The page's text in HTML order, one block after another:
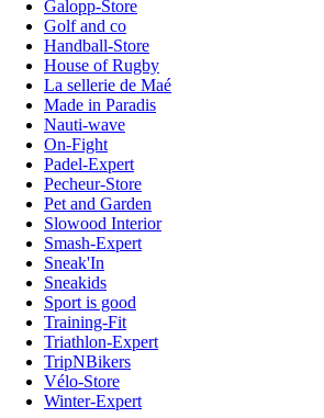
Galopp-Store
Golf and co
Handball-Store
House of Rugby
La sellerie de Maé
Made in Paradis
Nauti-wave
On-Fight
Padel-Expert
Pecheur-Store
Pet and Garden
Slowood Interior
Smash-Expert
Sneak'In
Sneakids
Sport is good
Training-Fit
Triathlon-Expert
TripNBikers
Vélo-Store
Winter-Expert